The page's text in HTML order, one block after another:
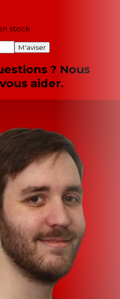
stock
M'aviser
? Nous
aider.